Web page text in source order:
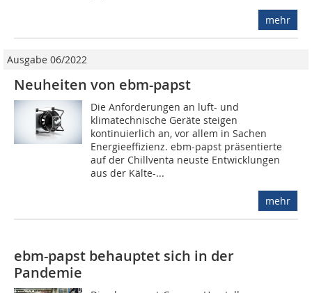
mehr
Ausgabe 06/2022
Neuheiten von ebm-papst
Die Anforderungen an luft- und
klimatechnische Geräte steigen
kontinuierlich an, vor allem in Sachen
Energieeffizienz. ebm-papst präsentierte
auf der Chillventa neuste Entwicklungen
aus der Kälte-...
mehr
ebm-papst behauptet sich in der
Pandemie